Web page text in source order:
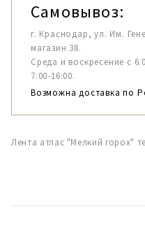
Самовывоз:
г. Краснодар, ул. Им.
магазин 38.
Среда и воскресение с
7:00-16:00.
Возможна доставка по
Лента атлас "Мелкий горох"